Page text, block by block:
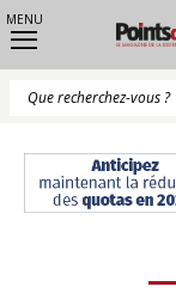
MENU